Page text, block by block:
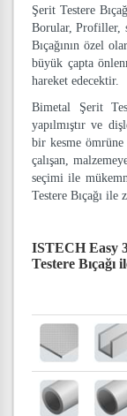
Şerit Testere
Borular, Profiller,
Bıçağının özel
büyük çapta
hareket edecektir.
Bimetal Şerit
yapılmıştır ve
bir kesme
çalışan,
seçimi ile
Testere Bıçağı ile
ISTECH Easy
Testere Bıçağı